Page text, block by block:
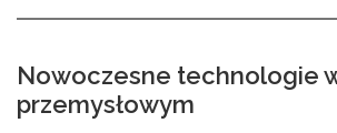
Nowoczesne technologie
przemysłowym